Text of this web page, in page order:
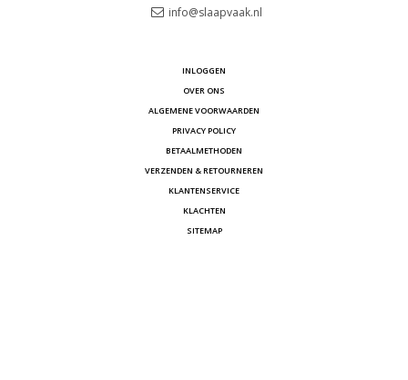
info@slaapvaak.nl
INLOGGEN
OVER ONS
ALGEMENE VOORWAARDEN
PRIVACY POLICY
BETAALMETHODEN
VERZENDEN & RETOURNEREN
KLANTENSERVICE
KLACHTEN
SITEMAP